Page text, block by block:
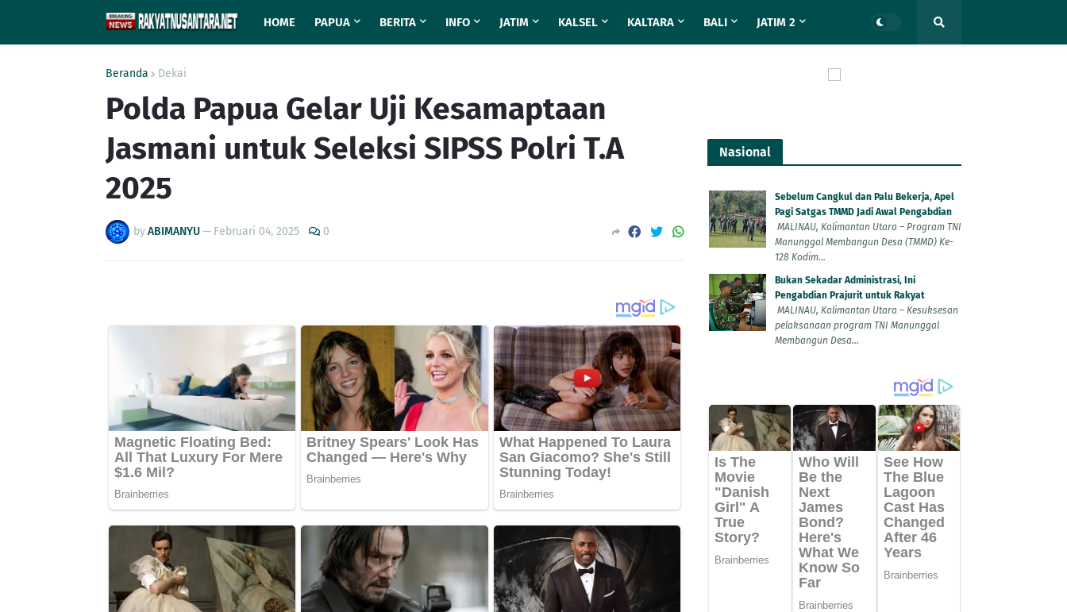
HOME PAPUA BERITA INFO JATIM KALSEL KALTARA BALI JATIM 2
Beranda Dekai
Polda Papua Gelar Uji Kesamaptaan
Jasmani untuk Seleksi SIPSS Polri T.A
2025
byABIMANYU— Februari 04, 2025 0
Nasional
Sebelum Cangkul dan Palu Bekerja, Apel
Pagi Satgas TMMD Jadi Awal Pengabdian
MALINAU, Kalimantan Utara – Program TNI
Manunggal Membangun Desa (TMMD) Ke-
128 Kodim...
Bukan Sekadar Administrasi, Ini
Pengabdian Prajurit untuk Rakyat
MALINAU, Kalimantan Utara – Kesuksesan
pelaksanaan program TNI Manunggal
Membangun Desa...